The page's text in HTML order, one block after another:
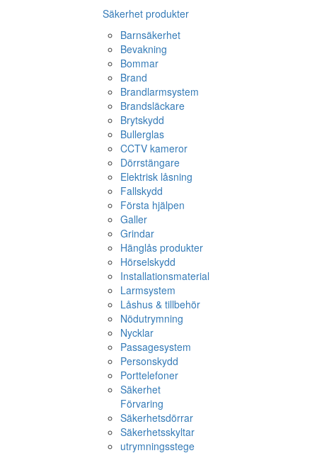
Säkerhet produkter
Barnsäkerhet
Bevakning
Bommar
Brand
Brandlarmsystem
Brandsläckare
Brytskydd
Bullerglas
CCTV kameror
Dörrstängare
Elektrisk låsning
Fallskydd
Första hjälpen
Galler
Grindar
Hänglås produkter
Hörselskydd
Installationsmaterial
Larmsystem
Låshus & tillbehör
Nödutrymning
Nycklar
Passagesystem
Personskydd
Porttelefoner
Säkerhet
Förvaring
Säkerhetsdörrar
Säkerhetsskyltar
utrymningsstege